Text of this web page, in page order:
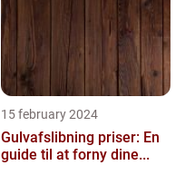
15 february 2024
Gulvafslibning priser: En
guide til at forny dine...